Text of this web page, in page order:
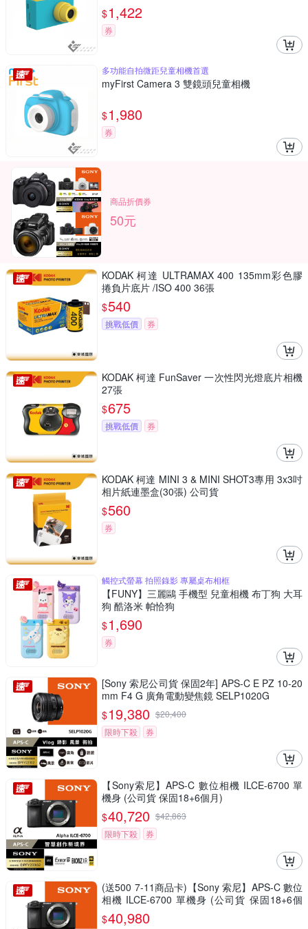
$1,422
券
多功能自拍微距兒童相機首選
myFirst Camera 3 雙鏡頭兒童相機
$1,980
券
商品折價券
50元
KODAK 柯達 ULTRAMAX 400 135mm彩色膠
捲負片底片 /ISO 400 36張
$540
挑戰低價 券
KODAK 柯達 FunSaver 一次性閃光燈底片相機
27張
$675
挑戰低價 券
KODAK 柯達 MINI 3 & MINI SHOT3專用 3x3吋
相片紙連墨盒(30張) 公司貨
$560
券
觸控式螢幕 拍照錄影 專屬桌布相框
【FUNY】三麗鷗 手機型 兒童相機 布丁狗 大耳
狗 酷洛米 帕恰狗
$1,690
券
[Sony 索尼公司貨 保固2年] APS-C E PZ 10-20
mm F4 G 廣角電動變焦鏡 SELP1020G
$19,380 $20,400
限時下殺
券
【Sony索尼】APS-C 數位相機 ILCE-6700 單
機身 (公司貨 保固18+6個月)
$40,720 $42,863
限時下殺
券
(送500 7-11商品卡)【Sony 索尼】APS-C 數位
相機 ILCE-6700 單機身 (公司貨 保固18+6個
月)
$40,980